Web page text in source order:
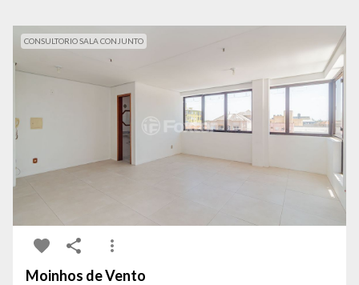
CONSULTORIO SALA CONJUNTO
Moinhos de Vento